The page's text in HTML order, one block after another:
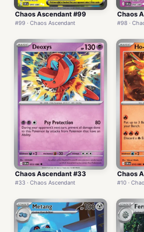
Chaos Ascendant #99
#99 · Chaos Ascendant
Chaos
#98 ·
Chaos Ascendant #33
#33 · Chaos Ascendant
Chaos
#10 ·